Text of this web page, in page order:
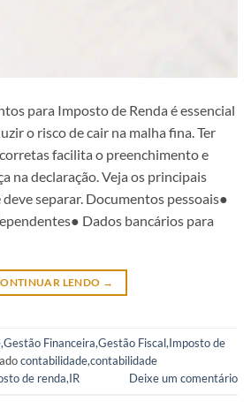
para Imposto de Renda é essencial
o risco de cair na malha fina. Ter
facilita o preenchimento e
na declaração. Veja os principais
separar. Documentos pessoais●
Dados bancários para
LENDO →
,Gestão Financeira,Gestão Fiscal,Imposto de
contabilidade,contabilidade
de renda,IR Deixe um comentário